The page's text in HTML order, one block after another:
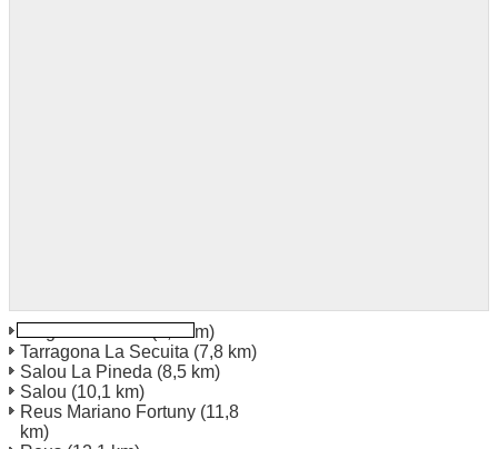
(7,2 km)
Tarragona La Secuita (7,8 km)
Salou La Pineda (8,5 km)
Salou (10,1 km)
Reus Mariano Fortuny (11,8
km)